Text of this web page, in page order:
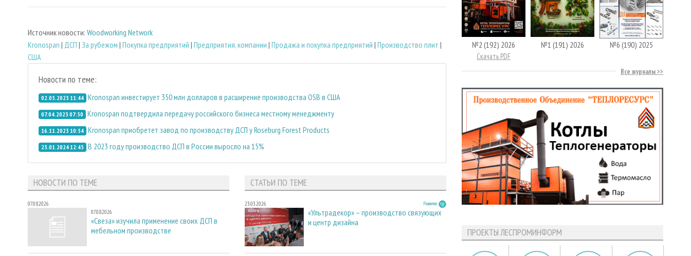
Источник новости: Woodworking Network
Kronospan | ДСП | За рубежом | Покупка предприятий | Предприятия, компании | Продажа и покупка предприятий | Производство плит |
США
Новости по теме:
02.05.2023 11:44 Kronospan инвестирует 350 млн долларов в расширение производства OSB в США
07.04.2023 07:50 Kronospan подтвердила передачу российского бизнеса местному менеджменту
16.11.2023 10:54 Kronospan приобретет завод по производству ДСП у Roseburg Forest Products
23.01.2024 12:45 В 2023 году производство ДСП в России выросло на 15%
НОВОСТИ ПО ТЕМЕ
07.08.2026
07.08.2026
«Свеза» изучила применение своих ДСП в
мебельном производстве
СТАТЬИ ПО ТЕМЕ
23.03.2026 Развитие
«Ультрадекор» – производство связующих
и центр дизайна
№2 (192) 2026
Скачать PDF
№1 (191) 2026 №6 (190) 2025
Все журналы
ПРОЕКТЫ ЛЕСПРОМИНФОРМ